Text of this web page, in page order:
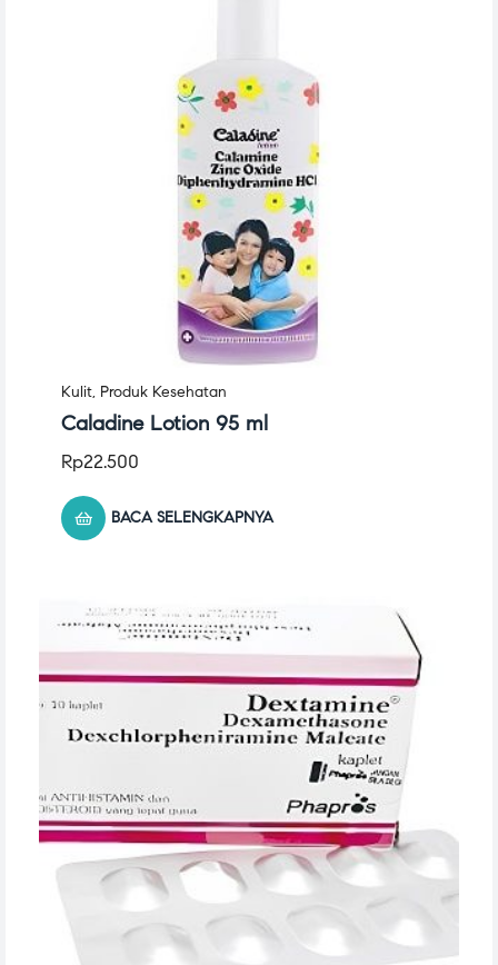
Kulit, Produk Kesehatan
Caladine Lotion 95 ml
Rp22.500
BACA SELENGKAPNYA